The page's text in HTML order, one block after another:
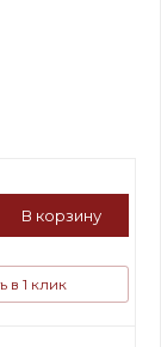
В корзину
в 1 клик